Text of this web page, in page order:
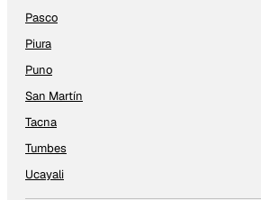
Pasco
Piura
Puno
San Martín
Tacna
Tumbes
Ucayali